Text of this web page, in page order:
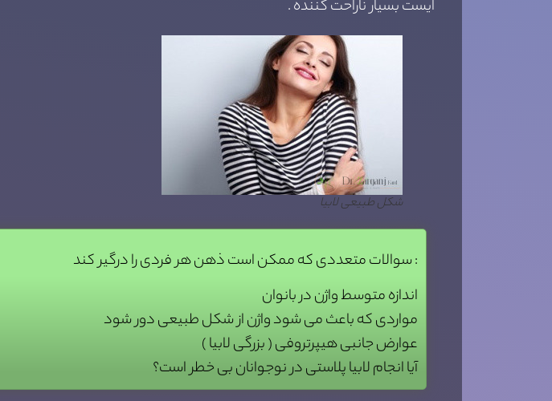
ایست بسیار ناراحت کننده .
شکل طبیعی لابیا
سوالات متعددی که ممکن است ذهن هر فردی را درگیر کند :
اندازه متوسط واژن در بانوان
مواردی که باعث می شود واژن از شکل طبیعی دور شود
عوارض جانبی هیپرتروفی ( بزرگی لابیا )
آیا انجام لابیا پلاستی در نوجوانان بی خطر است؟